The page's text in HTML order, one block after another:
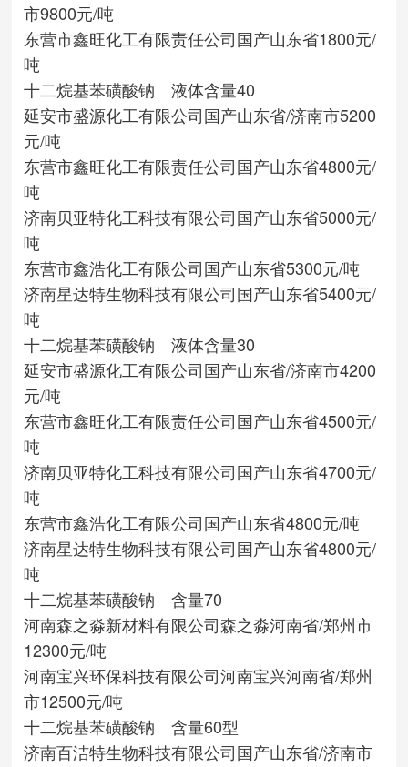
市9800元/吨
东营市鑫旺化工有限责任公司国产山东省1800元/
吨
十二烷基苯磺酸钠 液体含量40
延安市盛源化工有限公司国产山东省/济南市5200
元/吨
东营市鑫旺化工有限责任公司国产山东省4800元/
吨
济南贝亚特化工科技有限公司国产山东省5000元/
吨
东营市鑫浩化工有限公司国产山东省5300元/吨
济南星达特生物科技有限公司国产山东省5400元/
吨
十二烷基苯磺酸钠 液体含量30
延安市盛源化工有限公司国产山东省/济南市4200
元/吨
东营市鑫旺化工有限责任公司国产山东省4500元/
吨
济南贝亚特化工科技有限公司国产山东省4700元/
吨
东营市鑫浩化工有限公司国产山东省4800元/吨
济南星达特生物科技有限公司国产山东省4800元/
吨
十二烷基苯磺酸钠 含量70
河南森之淼新材料有限公司森之淼河南省/郑州市
12300元/吨
河南宝兴环保科技有限公司河南宝兴河南省/郑州
市12500元/吨
十二烷基苯磺酸钠 含量60型
济南百洁特生物科技有限公司国产山东省/济南市